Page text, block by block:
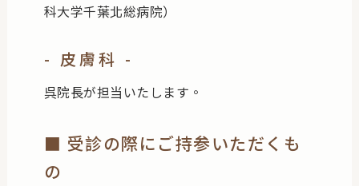
科大学千葉北総病院）
- 皮膚科 -
呉院長が担当いたします。
■ 受診の際にご持参いただくも
の